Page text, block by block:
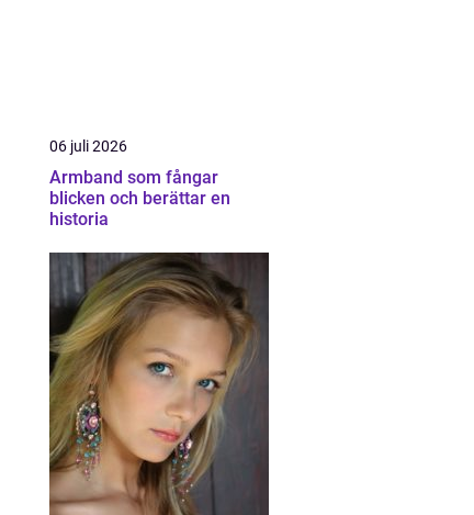
06 juli 2026
Armband som fångar
blicken och berättar en
historia